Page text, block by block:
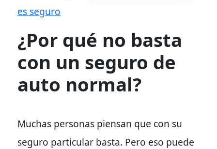
es seguro
¿Por qué no basta
con un seguro de
auto normal?
Muchas personas piensan que con su
seguro particular basta. Pero eso puede